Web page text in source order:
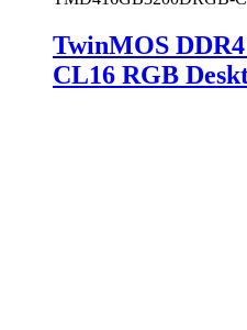
TwinMOS
CL16 RGB